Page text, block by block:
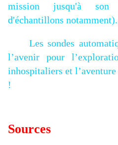
mission jusqu'à son
d'échantillons notamment).
Les sondes
l’avenir pour
inhospitaliers et
!
Sources